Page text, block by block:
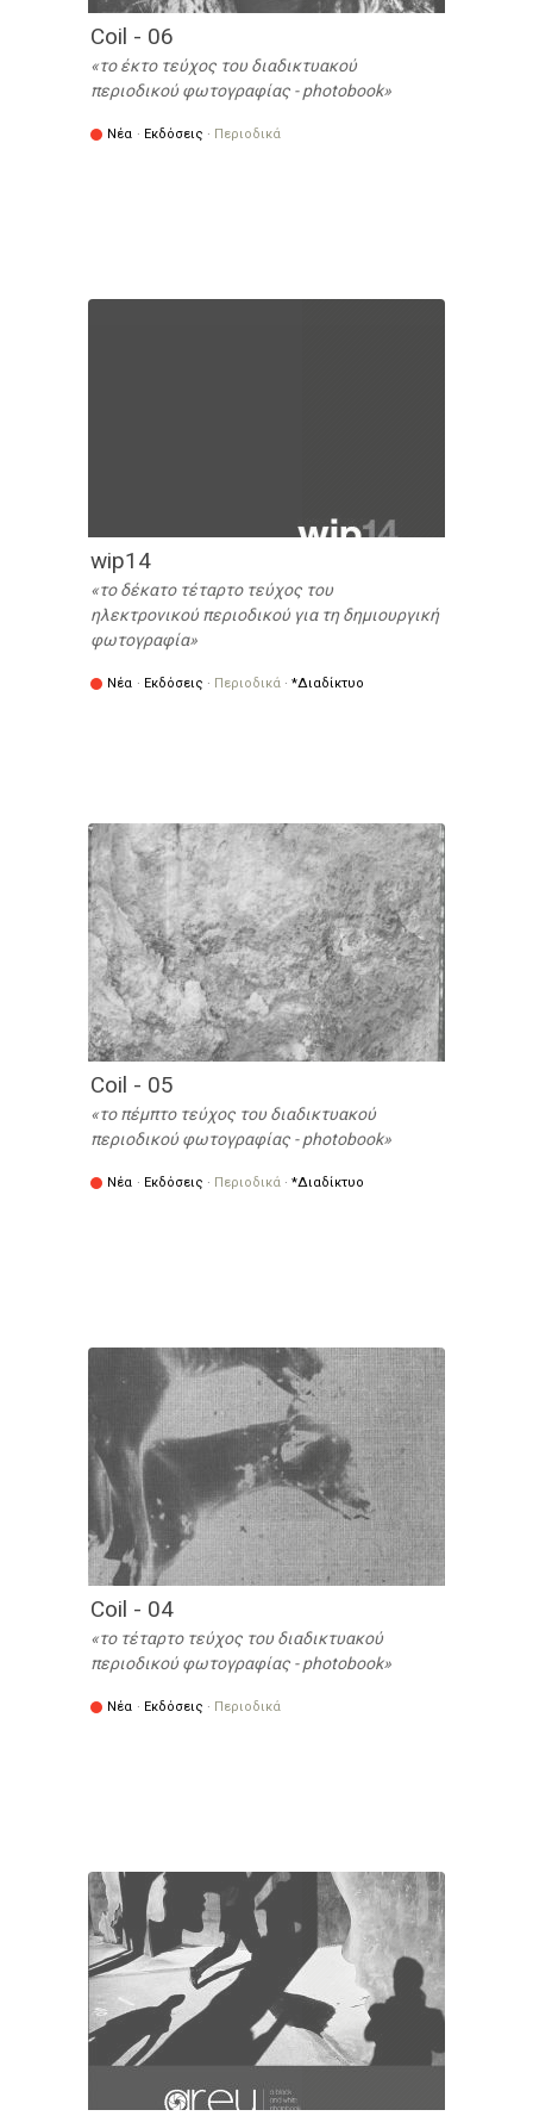
Coil - 06
το έκτο τεύχος του διαδικτυακού
περιοδικού φωτογραφίας - photobook
Νέα · Εκδόσεις · Περιοδικά
wip14
το δέκατο τέταρτο τεύχος του
ηλεκτρονικού περιοδικού για τη δημιουργική
φωτογραφία
Νέα · Εκδόσεις · Περιοδικά · *Διαδίκτυο
Coil - 05
το πέμπτο τεύχος του διαδικτυακού
περιοδικού φωτογραφίας - photobook
Νέα · Εκδόσεις · Περιοδικά · *Διαδίκτυο
Coil - 04
το τέταρτο τεύχος του διαδικτυακού
περιοδικού φωτογραφίας - photobook
Νέα · Εκδόσεις · Περιοδικά